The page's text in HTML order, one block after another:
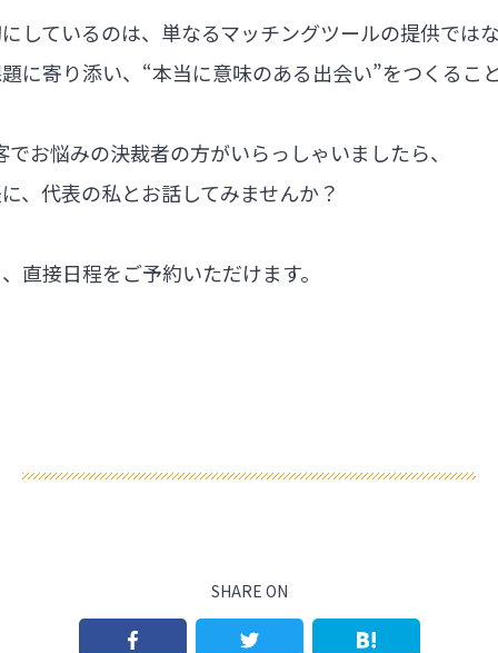
しているのは、単なるマッチングツールの提供では
に寄り添い、“本当に意味のある出会い”をつくるこ
お悩みの決裁者の方がいらっしゃいましたら、
、代表の私とお話してみませんか？
直接日程をご予約いただけます。
SHARE ON